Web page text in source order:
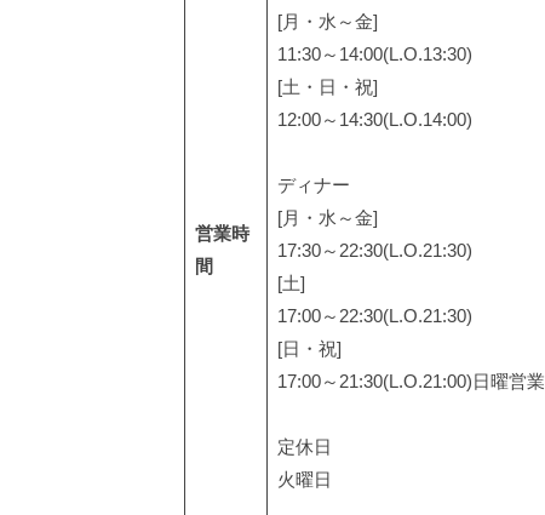
営業時
間
[月・水～金]
11:30～14:00(L.O.13:30)
[土・日・祝]
12:00～14:30(L.O.14:00)
ディナー
[月・水～金]
17:30～22:30(L.O.21:30)
[土]
17:00～22:30(L.O.21:30)
[日・祝]
17:00～21:30(L.O.21:00)日曜営業
定休日
火曜日